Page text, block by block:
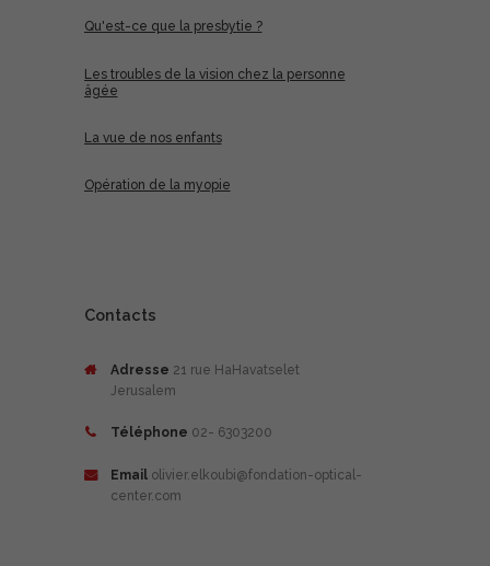
Qu'est-ce que la presbytie ?
Les troubles de la vision chez la personne
âgée
La vue de nos enfants
Opération de la myopie
Contacts
Adresse 21 rue HaHavatselet
Jerusalem
Téléphone 02- 6303200
Emailolivier.elkoubi@fondation-optical-
center.com